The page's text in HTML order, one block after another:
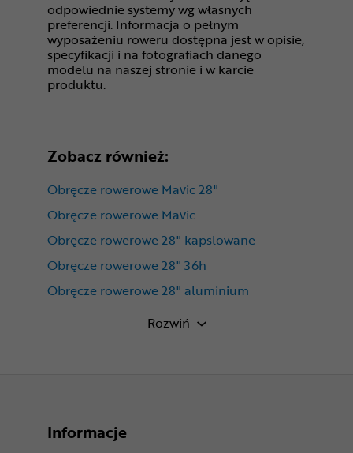
odpowiednie systemy wg własnych
preferencji. Informacja o pełnym
wyposażeniu roweru dostępna jest w opisie,
specyfikacji i na fotografiach danego
modelu na naszej stronie i w karcie
produktu.
Zobacz również:
Obręcze rowerowe Mavic 28"
Obręcze rowerowe Mavic
Obręcze rowerowe 28" kapslowane
Obręcze rowerowe 28" 36h
Obręcze rowerowe 28" aluminium
Obręcze rowerowe 28" 19mm
Rozwiń
Informacje